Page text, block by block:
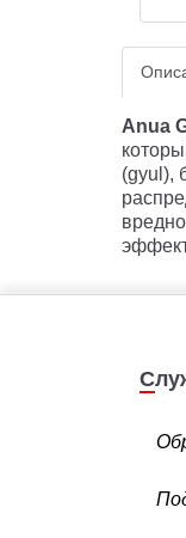
Anua
(gyul),